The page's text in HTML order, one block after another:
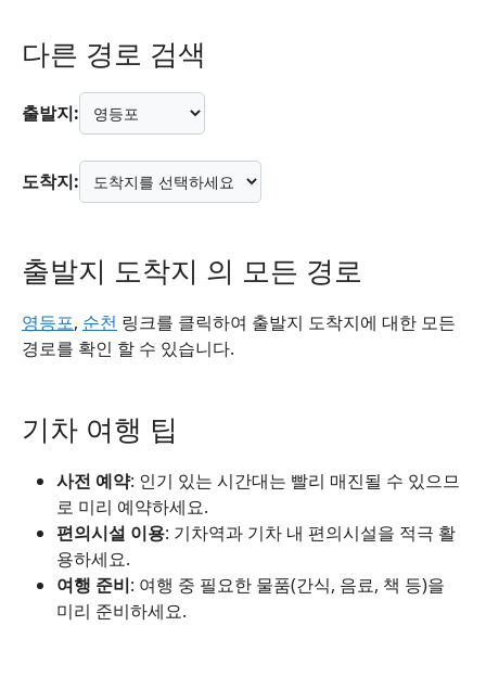
다른 경로 검색
출발지:
도착지:
출발지 도착지 의 모든 경로
영등포, 순천 링크를 클릭하여 출발지 도착지에 대한 모든
경로를 확인 할 수 있습니다.
기차 여행 팁
사전 예약: 인기 있는 시간대는 빨리 매진될 수 있으므
로 미리 예약하세요.
편의시설 이용: 기차역과 기차 내 편의시설을 적극 활
용하세요.
여행 준비: 여행 중 필요한 물품(간식, 음료, 책 등)을
미리 준비하세요.